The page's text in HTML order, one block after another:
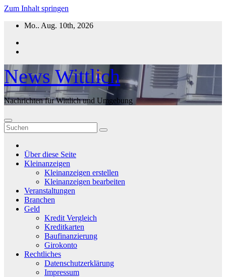
Zum Inhalt springen
Mo.. Aug. 10th, 2026
News Wittlich
Nachrichten für Wittlich und Umgebung
Über diese Seite
Kleinanzeigen
Kleinanzeigen erstellen
Kleinanzeigen bearbeiten
Veranstaltungen
Branchen
Geld
Kredit Vergleich
Kreditkarten
Baufinanzierung
Girokonto
Rechtliches
Datenschutzerklärung
Impressum